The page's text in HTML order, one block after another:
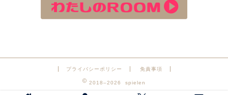
プライバシーポリシー 免責事項
2018–2026 spielen